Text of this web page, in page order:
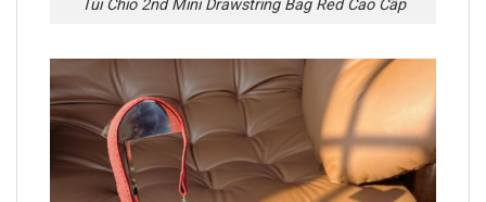
Túi Chio 2nd Mini Drawstring Bag Red Cao Cấp